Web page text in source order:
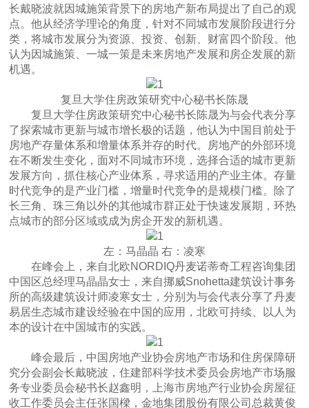
长戴晓波就因城施策背景下的房地产新布局提出了自己的观
点。他从经济学理论的角度，针对不同城市发展阶段进行分
类，将城市发展分为资源、投资、创新、财富四个阶段。他
认为因城施策、一城一策是未来房地产发展和房企发展的新
机遇。
复旦大学住房政策研究中心秘书长陈晟
复旦大学住房政策研究中心秘书长陈晟为与会代表分享
了探索城市更新与城市增长极的话题，他认为中国目前处于
房地产存量体系和增量体系并存的时代。房地产的外部环境
在不断发生变化，面对不同城市环境，选择合适的城市更新
发展方向，抓住核心产业体系，寻求适用的产业主体。存量
时代竞争的是产业门槛，增量时代竞争的是规模门槛。除了
长三角、珠三角以外的其他城市群正处于快速发展期，环热
点城市的部分区域或成为房企开发的新机遇。
左：马晶晶 右：凌寒
在峰会上，来自北欧NORDIQ丹麦诺蒂奇工程咨询集团
中国区总经理马晶晶女士，来自挪威Snohetta建筑设计事务
所的高级建筑设计师凌寒女士，分别为与会代表分享了丹麦
易居生态城市建设经验在中国的应用，北欧可持续、以人为
本的设计在中国城市的实践。
峰会最后，中国房地产业协会房地产市场和住房保障研
究分会副会长戴晓波，住建部科学技术委员会房地产市场服
务专业委员会秘书长赵鑫明，上海市房地产行业协会房屋征
收工作委员会主任张国樑，金地集团股份有限公司总裁黄俊